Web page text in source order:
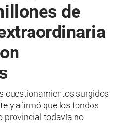
de
cuestionamientos surgidos
y afirmó que los fondos
provincial todavía no